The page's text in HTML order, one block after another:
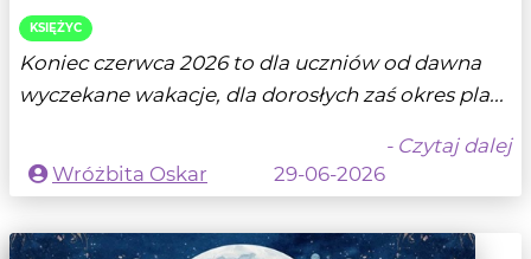
KSIĘŻYC
Koniec czerwca 2026 to dla uczniów od dawna
wyczekane wakacje, dla dorosłych zaś okres pla...
- Czytaj dalej
Wróżbita Oskar
29-06-2026